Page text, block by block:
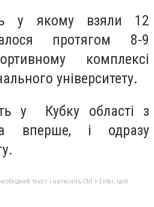
у якому взяли 12
протягом 8-9
комплексі
університету.
у Кубку області з
вперше, і одразу
текст і натисніть Ctrl + Enter, щоб